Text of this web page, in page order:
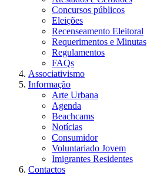
Concursos públicos
Eleições
Recenseamento Eleitoral
Requerimentos e Minutas
Regulamentos
FAQs
Associativismo
Informação
Arte Urbana
Agenda
Beachcams
Notícias
Consumidor
Voluntariado Jovem
Imigrantes Residentes
Contactos